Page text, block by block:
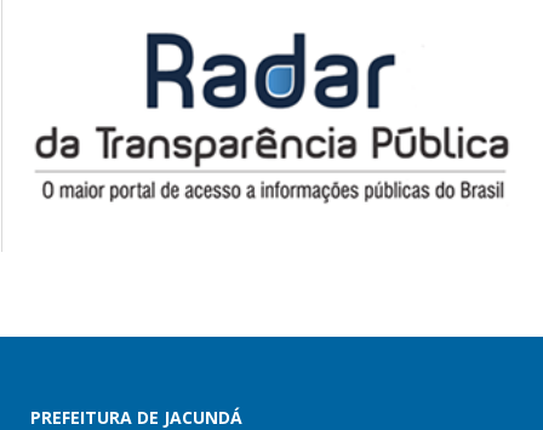
PREFEITURA DE JACUNDÁ